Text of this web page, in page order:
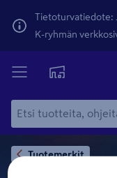
Tietoturvatiedote:
K-ryhmän
Tuotemerkit